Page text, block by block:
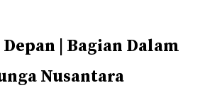
| Bagian Dalam
Nusantara